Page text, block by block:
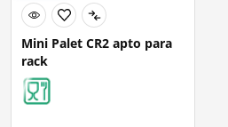
Mini Palet CR2 apto para
rack